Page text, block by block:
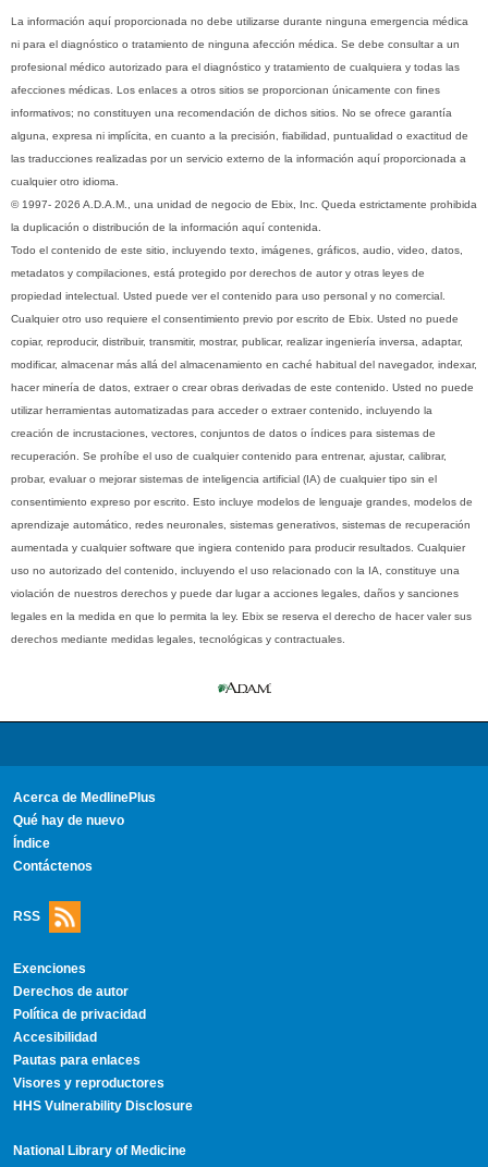
La información aquí proporcionada no debe utilizarse durante ninguna emergencia médica
ni para el diagnóstico o tratamiento de ninguna afección médica. Se debe consultar a un
profesional médico autorizado para el diagnóstico y tratamiento de cualquiera y todas las
afecciones médicas. Los enlaces a otros sitios se proporcionan únicamente con fines
informativos; no constituyen una recomendación de dichos sitios. No se ofrece garantía
alguna, expresa ni implícita, en cuanto a la precisión, fiabilidad, puntualidad o exactitud de
las traducciones realizadas por un servicio externo de la información aquí proporcionada a
cualquier otro idioma.
© 1997- 2026 A.D.A.M., una unidad de negocio de Ebix, Inc. Queda estrictamente prohibida
la duplicación o distribución de la información aquí contenida.
Todo el contenido de este sitio, incluyendo texto, imágenes, gráficos, audio, video, datos,
metadatos y compilaciones, está protegido por derechos de autor y otras leyes de
propiedad intelectual. Usted puede ver el contenido para uso personal y no comercial.
Cualquier otro uso requiere el consentimiento previo por escrito de Ebix. Usted no puede
copiar, reproducir, distribuir, transmitir, mostrar, publicar, realizar ingeniería inversa, adaptar,
modificar, almacenar más allá del almacenamiento en caché habitual del navegador, indexar,
hacer minería de datos, extraer o crear obras derivadas de este contenido. Usted no puede
utilizar herramientas automatizadas para acceder o extraer contenido, incluyendo la
creación de incrustaciones, vectores, conjuntos de datos o índices para sistemas de
recuperación. Se prohíbe el uso de cualquier contenido para entrenar, ajustar, calibrar,
probar, evaluar o mejorar sistemas de inteligencia artificial (IA) de cualquier tipo sin el
consentimiento expreso por escrito. Esto incluye modelos de lenguaje grandes, modelos de
aprendizaje automático, redes neuronales, sistemas generativos, sistemas de recuperación
aumentada y cualquier software que ingiera contenido para producir resultados. Cualquier
uso no autorizado del contenido, incluyendo el uso relacionado con la IA, constituye una
violación de nuestros derechos y puede dar lugar a acciones legales, daños y sanciones
legales en la medida en que lo permita la ley. Ebix se reserva el derecho de hacer valer sus
derechos mediante medidas legales, tecnológicas y contractuales.
Acerca de MedlinePlus
Qué hay de nuevo
Índice
Contáctenos
RSS
Exenciones
Derechos de autor
Política de privacidad
Accesibilidad
Pautas para enlaces
Visores y reproductores
HHS Vulnerability Disclosure
National Library of Medicine